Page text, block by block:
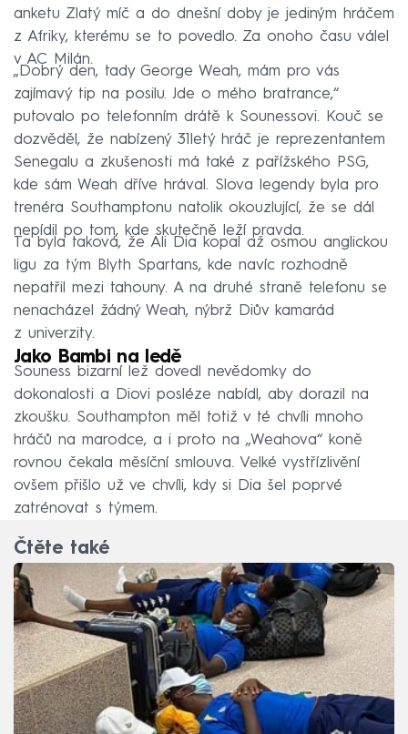
anketu Zlatý míč a do dnešní doby je jediným hráčem
z Afriky, kterému se to povedlo. Za onoho času válel
v AC Milán.
„Dobrý den, tady George Weah, mám pro vás
zajímavý tip na posilu. Jde o mého bratrance,“
putovalo po telefonním drátě k Sounessovi. Kouč se
dozvěděl, že nabízený 31letý hráč je reprezentantem
Senegalu a zkušenosti má také z pařížského PSG,
kde sám Weah dříve hrával. Slova legendy byla pro
trenéra Southamptonu natolik okouzlující, že se dál
nepídil po tom, kde skutečně leží pravda.
Ta byla taková, že Ali Dia kopal až osmou anglickou
ligu za tým Blyth Spartans, kde navíc rozhodně
nepatřil mezi tahouny. A na druhé straně telefonu se
nenacházel žádný Weah, nýbrž Diův kamarád
z univerzity.
Jako Bambi na ledě
Souness bizarní lež dovedl nevědomky do
dokonalosti a Diovi posléze nabídl, aby dorazil na
zkoušku. Southampton měl totiž v té chvíli mnoho
hráčů na marodce, a i proto na „Weahova“ koně
rovnou čekala měsíční smlouva. Velké vystřízlivění
ovšem přišlo už ve chvíli, kdy si Dia šel poprvé
zatrénovat s týmem.
Čtěte také